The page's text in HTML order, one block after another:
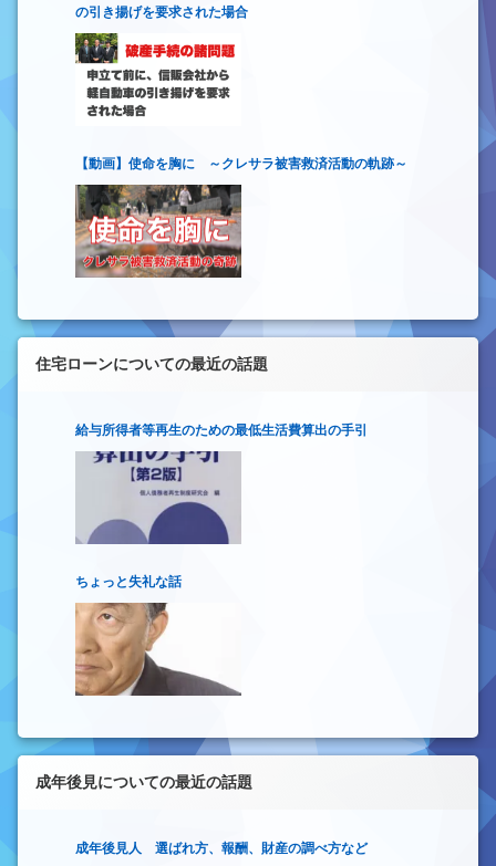
の引き揚げを要求された場合
【動画】使命を胸に ～クレサラ被害救済活動の軌跡～
住宅ローンについての最近の話題
給与所得者等再生のための最低生活費算出の手引
ちょっと失礼な話
成年後見についての最近の話題
成年後見人 選ばれ方、報酬、財産の調べ方など